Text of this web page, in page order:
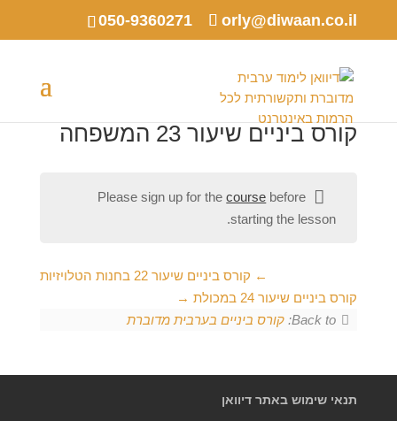
050-9360271 orly@diwaan.co.il
קורס ביניים שיעור 23 המשפחה
Please sign up for thecourse before
starting the lesson.
קורס ביניים שיעור 22 בחנות הטלויזיות
קורס ביניים שיעור 24 במכולת
Back to: קורס ביניים בערבית מדוברת
תנאי שימוש באתר דיוואן